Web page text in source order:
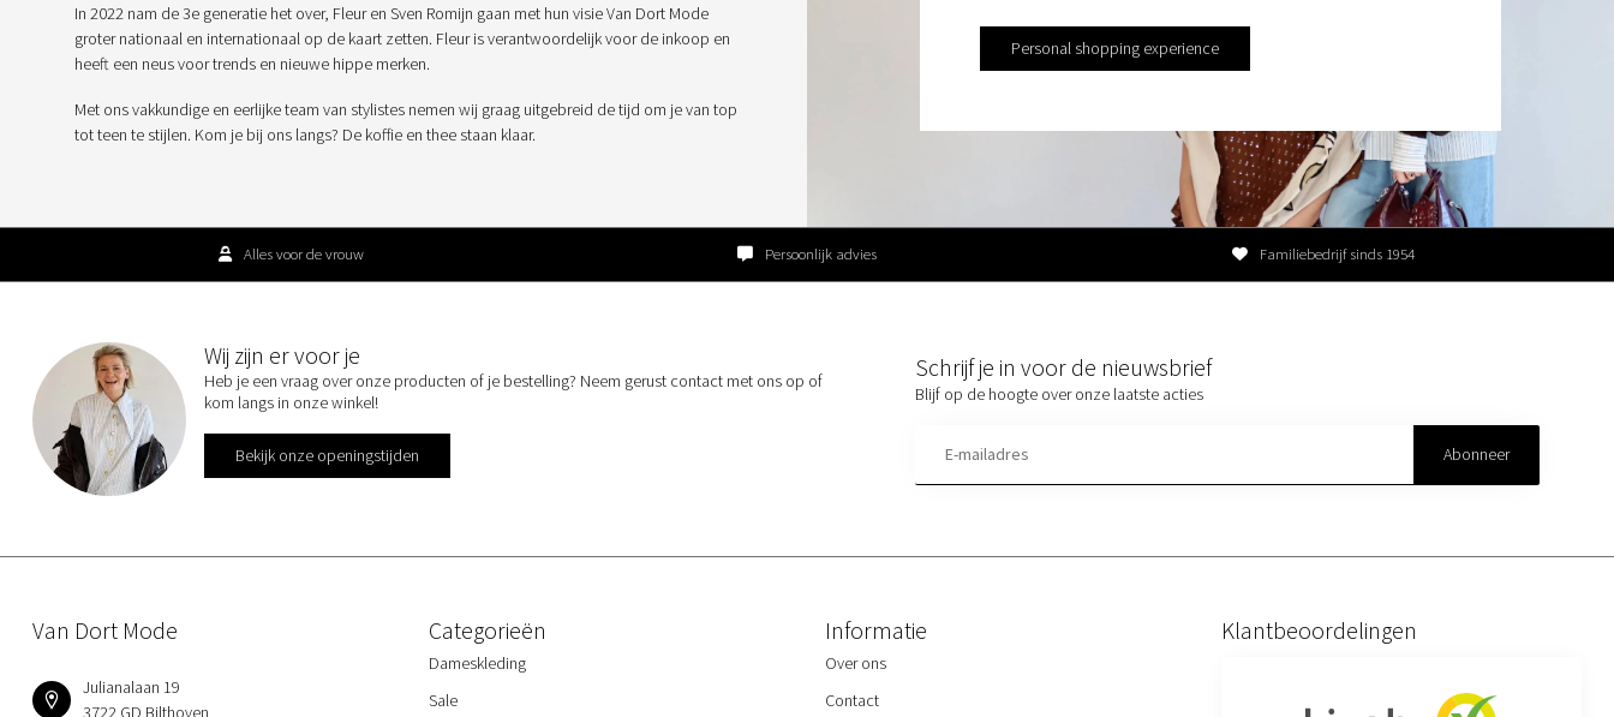
In 2022 nam de 3e generatie het over, Fleur en Sven Romijn gaan met hun visie Van Dort Mode
groter nationaal en internationaal op de kaart zetten. Fleur is verantwoordelijk voor de inkoop en
heeft een neus voor trends en nieuwe hippe merken.
Met ons vakkundige en eerlijke team van stylistes nemen wij graag uitgebreid de tijd om je van top
tot teen te stijlen. Kom je bij ons langs? De koffie en thee staan klaar.
Personal shopping experience
Alles voor de vrouw Persoonlijk advies Familiebedrijf sinds 1954
Wij zijn er voor je
Heb je een vraag over onze producten of je bestelling? Neem gerust contact met ons op of
kom langs in onze winkel!
Bekijk onze openingstijden
Schrijf je in voor de nieuwsbrief
Blijf op de hoogte over onze laatste acties
Abonneer
Van Dort Mode
Julianalaan 19
3722 GD Bilthoven
Categorieën
Dameskleding
Sale
Informatie
Over ons
Contact
Klantbeoordelingen